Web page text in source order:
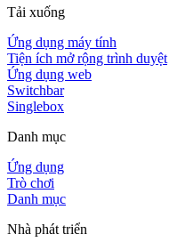
Tải xuống
Ứng dụng máy tính
Tiện ích mở rộng trình duyệt
Ứng dụng web
Switchbar
Singlebox
Danh mục
Ứng dụng
Trò chơi
Danh mục
Nhà phát triển